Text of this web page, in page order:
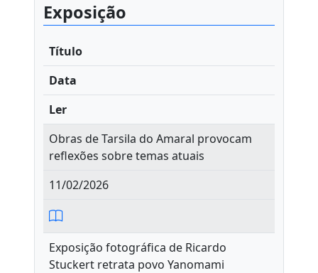
Exposição
Título
Data
Ler
Obras de Tarsila do Amaral provocam
reflexões sobre temas atuais
11/02/2026
Exposição fotográfica de Ricardo
Stuckert retrata povo Yanomami